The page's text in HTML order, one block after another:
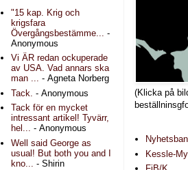
"15 kap. Krig och
krigsfara
Övergångsbestämme...
-
Anonymous
Vi ÄR redan ockuperade
av USA. Vad annars ska
man ... - Agneta Norberg
Tack. - Anonymous
Tack för en mycket
intressant artikel! Tyvärr,
hel... - Anonymous
Well said George as
usual! But both you and I
kno...
- Shirin
(Klicka på
Kessle-